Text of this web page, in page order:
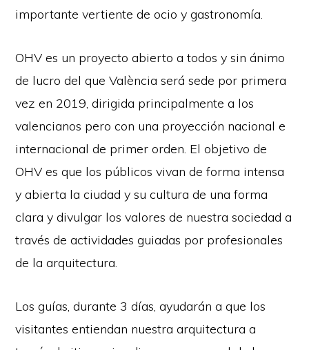
importante vertiente de ocio y gastronomía.
OHV es un proyecto abierto a todos y sin ánimo
de lucro del que València será sede por primera
vez en 2019, dirigida principalmente a los
valencianos pero con una proyección nacional e
internacional de primer orden. El objetivo de
OHV es que los públicos vivan de forma intensa
y abierta la ciudad y su cultura de una forma
clara y divulgar los valores de nuestra sociedad a
través de actividades guiadas por profesionales
de la arquitectura.
Los guías, durante 3 días, ayudarán a que los
visitantes entiendan nuestra arquitectura a